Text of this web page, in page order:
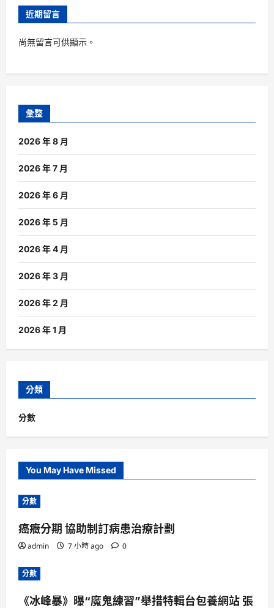
近期留言
尚無留言可供顯示。
彙整
2026 年 8 月
2026 年 7 月
2026 年 6 月
2026 年 5 月
2026 年 4 月
2026 年 3 月
2026 年 2 月
2026 年 1 月
分類
分數
You May Have Missed
分數
癌癥分期 協助制訂病患治療計劃
admin 7 小時 ago 0
分數
《冰峰暴》曝“魔鬼練習”舉措特輯台包養網站 張